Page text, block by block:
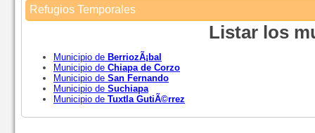
Refugios Temporales
Listar los
Municipio de BerriozÃ¡bal
Municipio de Chiapa de Corzo
Municipio de San Fernando
Municipio de Suchiapa
Municipio de Tuxtla GutiÃ©rrez